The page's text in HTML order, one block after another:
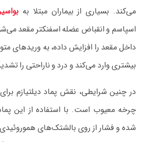
می‌کند. بسیاری از بیماران مبتلا به
اسپاسم و انقباض عضله اسفنکتر مقعد
داخل مقعد را افزایش داده، به وریدهای
بیشتری وارد می‌کند و درد و ناراحتی را
در چنین شرایطی، نقش پماد دیلتیازم
چرخه معیوب است. با استفاده از این
شده و فشار از روی بالشتک‌های